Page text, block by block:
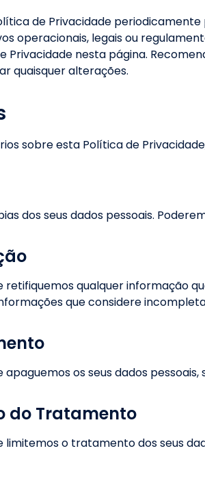
de Privacidade
operacionais, legais ou
Privacidade nesta página.
quaisquer alterações.
sobre esta Política de
dos seus dados pessoais.
retifiquemos qualquer informação
que considere
os seus dados
do Tratamento
limitemos o tratamento dos seus